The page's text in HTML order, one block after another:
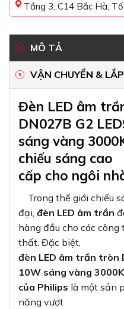
Tầng 3, C14 Bắc Hà,
MÔ TẢ
VẬN CHUYỂN &
Đèn LED âm
DN027B G2
sáng vàng
chiếu sáng cao
cấp cho ngôi
Trong thế giới chiếu
đại, đèn LED âm trần
hàng đầu cho các
thất. Đặc biệt,
đèn LED âm trần tròn
10W sáng vàng 3000K
của Philips là một sản
năng vượt